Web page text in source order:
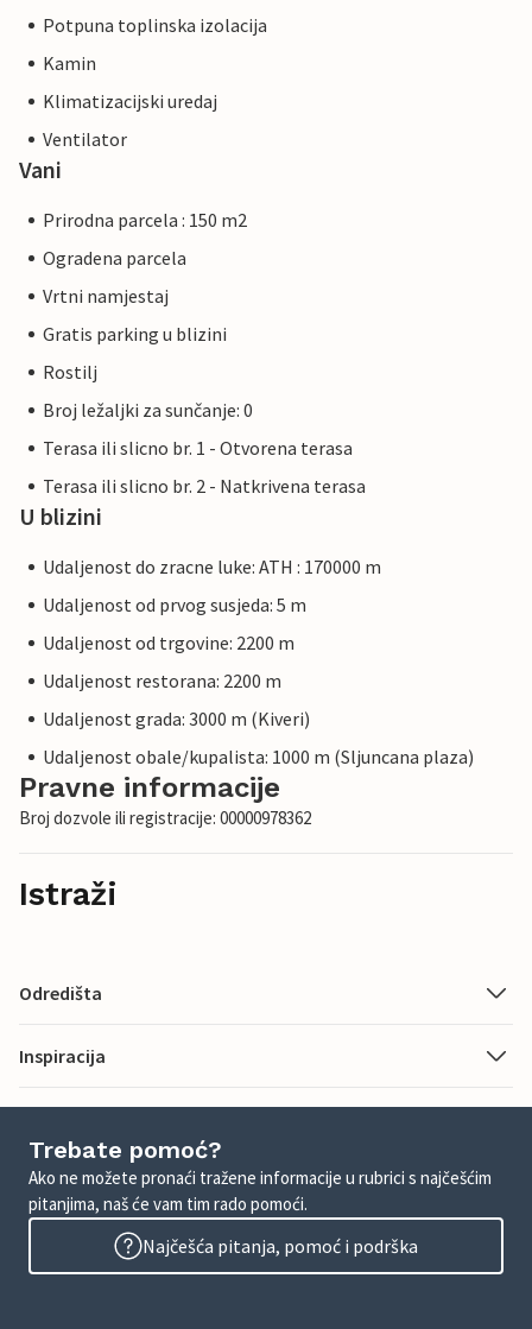
Potpuna toplinska izolacija
Kamin
Klimatizacijski uredaj
Ventilator
Vani
Prirodna parcela : 150 m2
Ogradena parcela
Vrtni namjestaj
Gratis parking u blizini
Rostilj
Broj ležaljki za sunčanje: 0
Terasa ili slicno br. 1 - Otvorena terasa
Terasa ili slicno br. 2 - Natkrivena terasa
U blizini
Udaljenost do zracne luke: ATH : 170000 m
Udaljenost od prvog susjeda: 5 m
Udaljenost od trgovine: 2200 m
Udaljenost restorana: 2200 m
Udaljenost grada: 3000 m (Kiveri)
Udaljenost obale/kupalista: 1000 m (Sljuncana plaza)
Pravne informacije
Broj dozvole ili registracije: 00000978362
Istraži
Odredišta
Inspiracija
Trebate pomoć?
Ako ne možete pronaći tražene informacije u rubrici s najčešćim
pitanjima, naš će vam tim rado pomoći.
Najčešća pitanja, pomoć i podrška